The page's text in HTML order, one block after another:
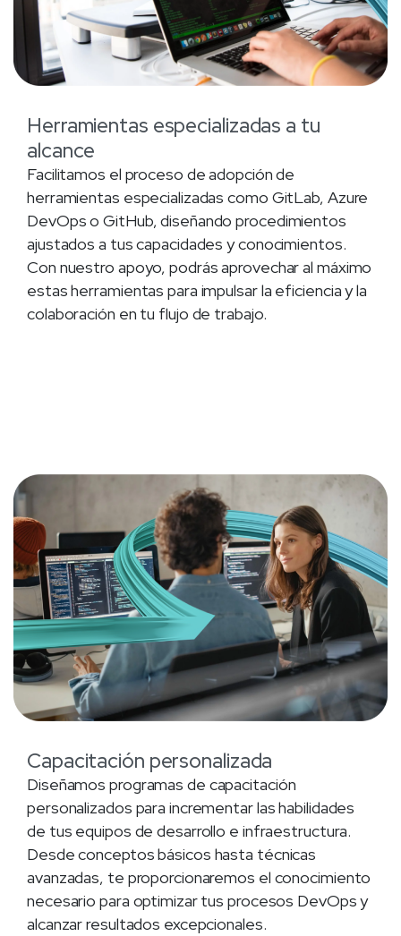
Herramientas especializadas a tu
alcance
Facilitamos el proceso de adopción de
herramientas especializadas como GitLab, Azure
DevOps o GitHub, diseñando procedimientos
ajustados a tus capacidades y conocimientos.
Con nuestro apoyo, podrás aprovechar al máximo
estas herramientas para impulsar la eficiencia y la
colaboración en tu flujo de trabajo.
Capacitación personalizada
Diseñamos programas de capacitación
personalizados para incrementar las habilidades
de tus equipos de desarrollo e infraestructura.
Desde conceptos básicos hasta técnicas
avanzadas, te proporcionaremos el conocimiento
necesario para optimizar tus procesos DevOps y
alcanzar resultados excepcionales.